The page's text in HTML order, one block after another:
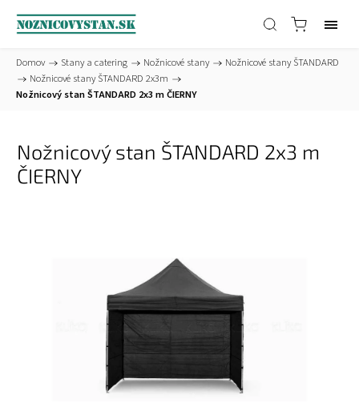
Domov / Stany a catering / Nožnicové stany /
Nožnicové stany ŠTANDARD
/
Nožnicové stany ŠTANDARD 2x3m /
Nožnicový stan ŠTANDARD 2x3 m ČIERNY
Nožnicový stan ŠTANDARD 2x3 m
ČIERNY